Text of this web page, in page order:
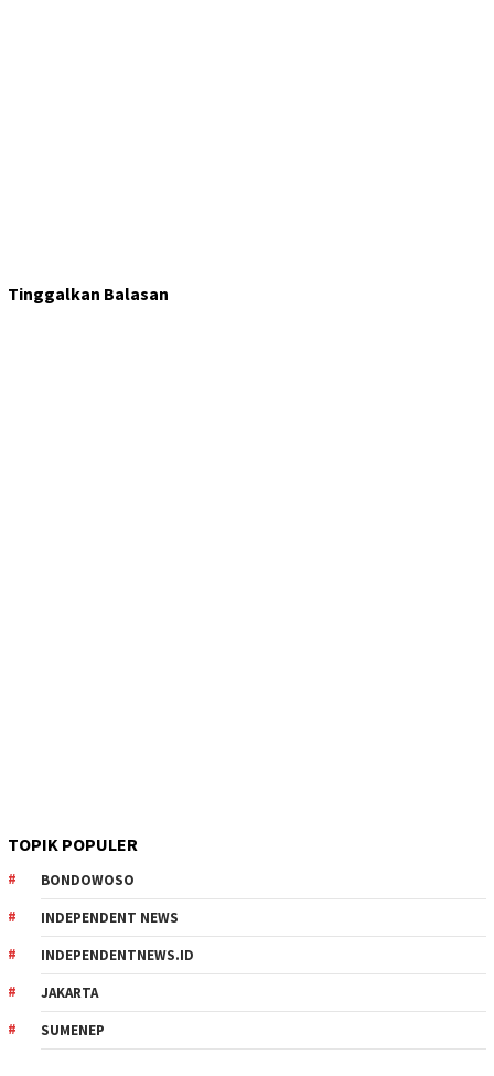
Tinggalkan Balasan
TOPIK POPULER
BONDOWOSO
INDEPENDENT NEWS
INDEPENDENTNEWS.ID
JAKARTA
SUMENEP